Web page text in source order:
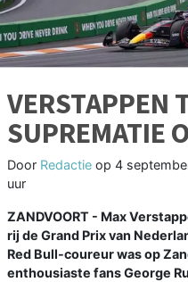
VERSTAPPEN
SUPREMATIE
Door Redactie op 4
uur
ZANDVOORT - Max
rij de Grand Prix van
Red Bull-coureur was op
enthousiaste fans George